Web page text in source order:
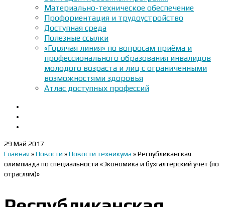
Материально-техническое обеспечение
Профориентация и трудоустройство
Доступная среда
Полезные ссылки
«Горячая линия» по вопросам приёма и
профессионального образования инвалидов
молодого возраста и лиц с ограниченными
возможностями здоровья
Атлас доступных профессий
29 Май 2017
Главная »Новости »Новости техникума »Республиканская
олимпиада по специальности «Экономика и бухгалтерский учет (по
отраслям)»